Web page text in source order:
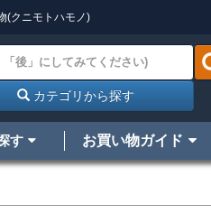
(クニモトハモノ)
カテゴリから探す
す お買い物ガイド